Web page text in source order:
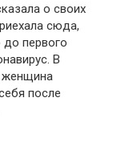
о своих
сюда,
первого
В
женщина
после